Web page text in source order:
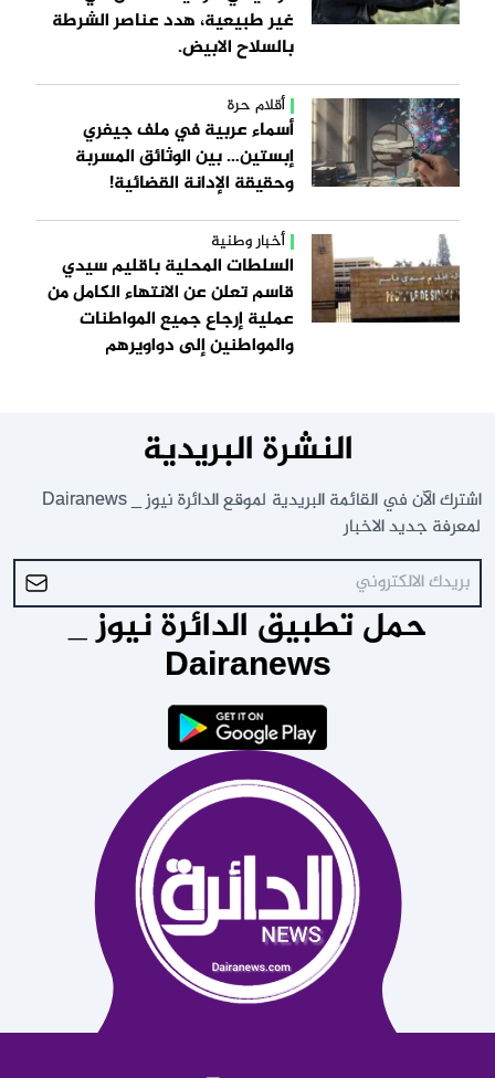
غير طبيعية، هدد عناصر الشرطة
بالسلاح الابيض.
أقلام حرة
أسماء عربية في ملف جيفري
إبستين… بين الوثائق المسربة
وحقيقة الإدانة القضائية!
أخبار وطنية
السلطات المحلية باقليم سيدي
قاسم تعلن عن الانتهاء الكامل من
عملية إرجاع جميع المواطنات
والمواطنين إلى دواويرهم
النشرة البريدية
اشترك الآن في القائمة البريدية لموقع الدائرة نيوز _ Dairanews
لمعرفة جديد الاخبار
حمل تطبيق الدائرة نيوز _
Dairanews